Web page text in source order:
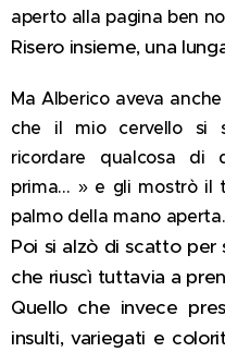
aperto alla pagina ben
Risero insieme, una
Ma Alberico aveva
che il mio cervello si
ricordare qualcosa di
prima… » e gli mostrò il
palmo della mano aperta.
Poi si alzò di scatto per
che riuscì tuttavia a
Quello che invece
insulti, variegati e